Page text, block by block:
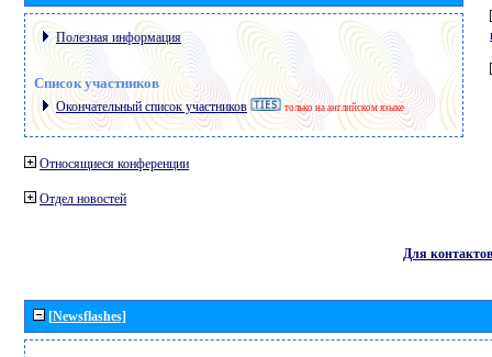
Полезная информация
Список участников
Окончательный список участников только на английском языке
Относящиеся конференции
Отдел новостей
Для контактов
[Newsflashes]